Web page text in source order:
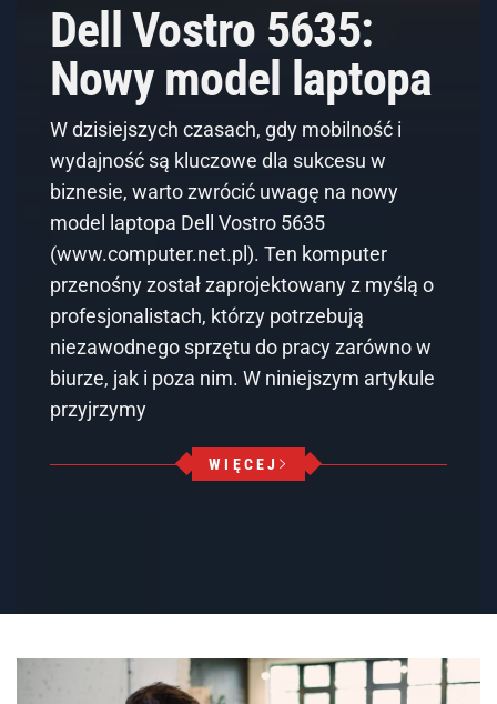
Dell Vostro 5635:
Nowy model laptopa
W dzisiejszych czasach, gdy mobilność i
wydajność są kluczowe dla sukcesu w
biznesie, warto zwrócić uwagę na nowy
model laptopa Dell Vostro 5635
(www.computer.net.pl). Ten komputer
przenośny został zaprojektowany z myślą o
profesjonalistach, którzy potrzebują
niezawodnego sprzętu do pracy zarówno w
biurze, jak i poza nim. W niniejszym artykule
przyjrzymy
WIĘCEJ